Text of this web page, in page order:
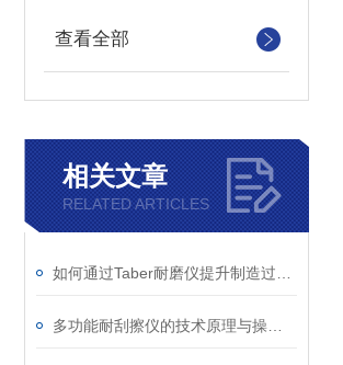
查看全部
相关文章
RELATED ARTICLES